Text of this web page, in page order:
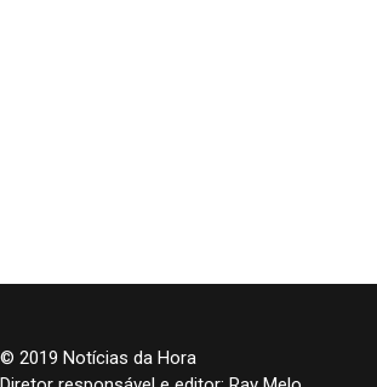
© 2019 Notícias da Hora